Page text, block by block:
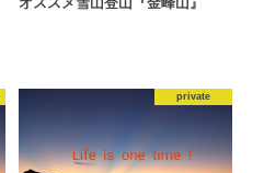
オススメ雪山登山『金峰山』
private